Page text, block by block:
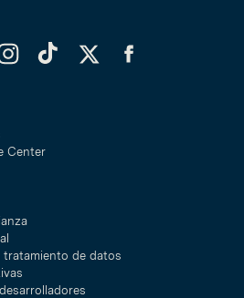
InstagramTikTokTwitterFacebook
Center
tratamiento de datos